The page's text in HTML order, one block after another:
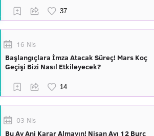
16 Nis
Başlangıçlara İmza Atacak Süreç! Mars Koç
Geçişi Bizi Nasıl Etkileyecek?
03 Nis
Bu Ay Ani Karar Almayın! Nisan Ayı 12 Burç